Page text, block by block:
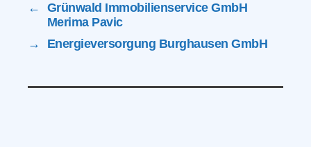
←
Grünwald Immobilienservice GmbH
Merima Pavic
→
Energieversorgung Burghausen GmbH